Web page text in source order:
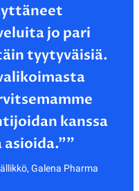
jo pari
tyytyväisiä.
kanssa
Galena Pharma